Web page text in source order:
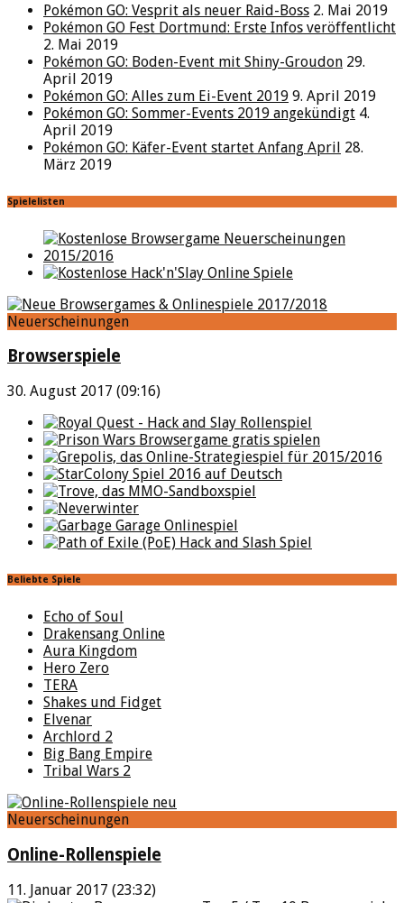
Pokémon GO: Vesprit als neuer Raid-Boss 2. Mai 2019
Pokémon GO Fest Dortmund: Erste Infos veröffentlicht
2. Mai 2019
Pokémon GO: Boden-Event mit Shiny-Groudon 29.
April 2019
Pokémon GO: Alles zum Ei-Event 2019 9. April 2019
Pokémon GO: Sommer-Events 2019 angekündigt 4.
April 2019
Pokémon GO: Käfer-Event startet Anfang April 28.
März 2019
Spielelisten
Neuerscheinungen
Browserspiele
30. August 2017 (09:16)
Beliebte Spiele
Echo of Soul
Drakensang Online
Aura Kingdom
Hero Zero
TERA
Shakes und Fidget
Elvenar
Archlord 2
Big Bang Empire
Tribal Wars 2
Neuerscheinungen
Online-Rollenspiele
11. Januar 2017 (23:32)